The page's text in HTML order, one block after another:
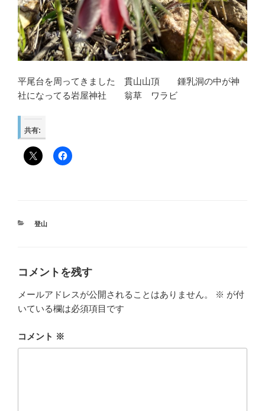
平尾台を周ってきました 貫山山頂 鍾乳洞の中が神
社になってる岩屋神社 翁草 ワラビ
共有:
カ
登山
コメントを残す
メールアドレスが公開されることはありません。 ※ が付
いている欄は必須項目です
コメント ※